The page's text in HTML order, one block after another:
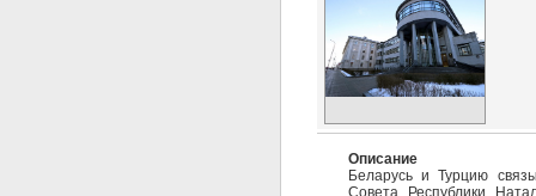
Описание
Беларусь и Турцию
Совета Республики